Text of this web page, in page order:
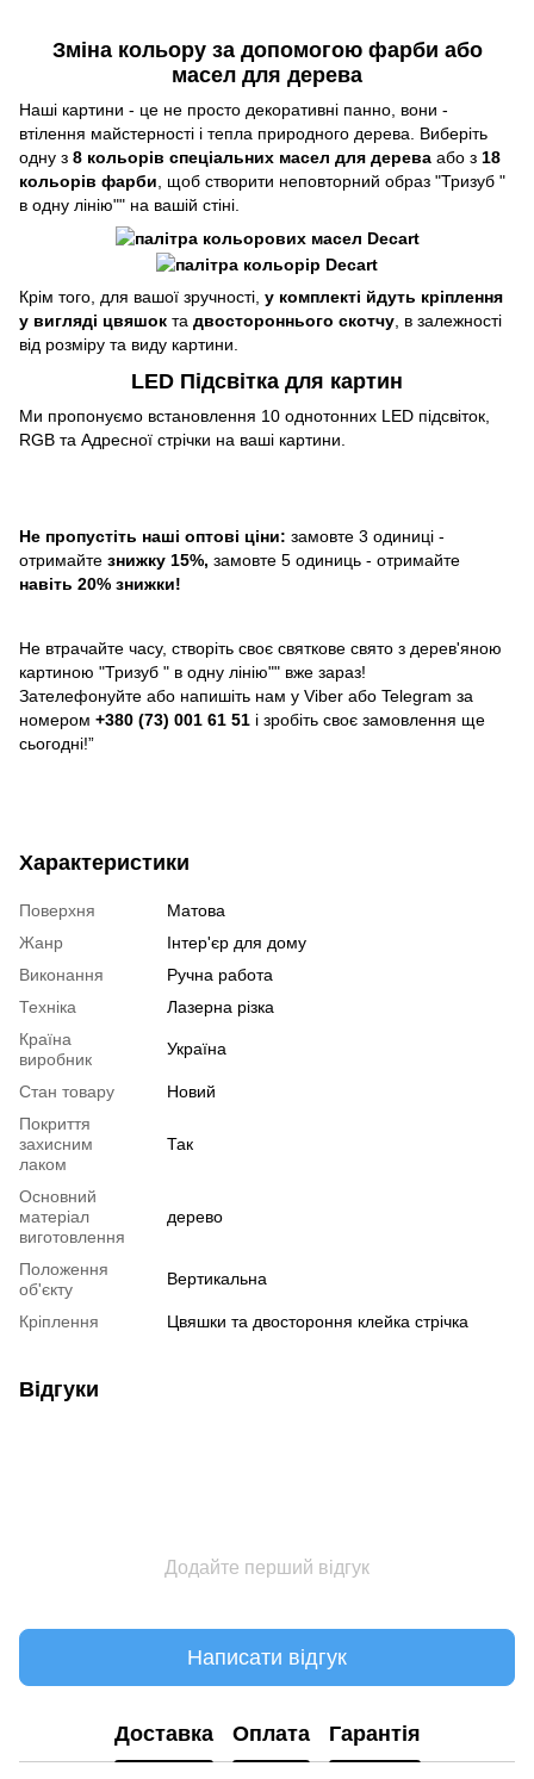
Зміна кольору за допомогою фарби або
масел для дерева
Наші картини - це не просто декоративні панно, вони -
втілення майстерності і тепла природного дерева. Виберіть
одну з 8 кольорів спеціальних масел для дерева або з 18
кольорів фарби , щоб створити неповторний образ "Тризуб "
в одну лінію"" на вашій стіні.
Крім того, для вашої зручності, у комплекті йдуть кріплення
у вигляді цвяшок та двостороннього скотчу , в залежності
від розміру та виду картини.
LED Підсвітка для картин
Ми пропонуємо встановлення 10 однотонних LED підсвіток,
RGB та Адресної стрічки на ваші картини.
Не пропустіть наші оптові ціни: замовте 3 одиниці -
отримайте знижку 15%, замовте 5 одиниць - отримайте
навіть 20% знижки!
Не втрачайте часу, створіть своє святкове свято з дерев'яною
картиною "Тризуб " в одну лінію"" вже зараз!
Зателефонуйте або напишіть нам у Viber або Telegram за
номером +380 (73) 001 61 51 і зробіть своє замовлення ще
сьогодні!”
Характеристики
Поверхня
Матова
Жанр
Інтер'єр для дому
Виконання
Ручна работа
Техніка
Лазерна різка
Країна
виробник
Україна
Стан товару
Новий
Покриття
захисним
лаком
Так
Основний
матеріал
виготовлення
дерево
Положення
об'єкту
Вертикальна
Кріплення Цвяшки та двостороння клейка стрічка
Відгуки
Додайте перший відгук
Написати відгук
Доставка Оплата Гарантія